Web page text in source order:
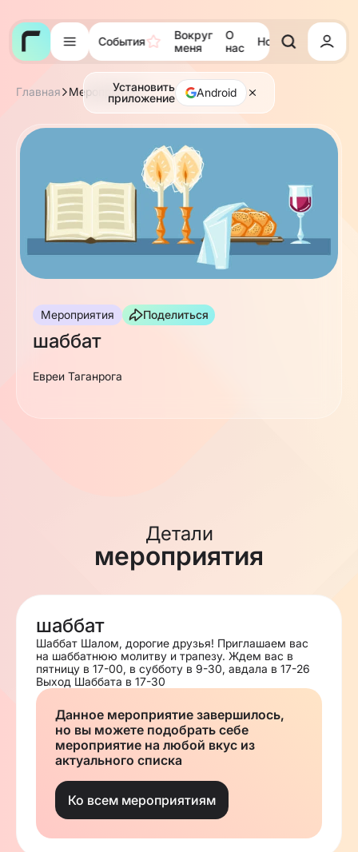
События
Вокруг
меня
О
нас
Новости Тора
Установить
приложение
Android
Главная Мероприятия
Мероприятия Поделиться
шаббат
Евреи Таганрога
Детали
мероприятия
шаббат
Шаббат Шалом, дорогие друзья! Приглашаем вас
на шаббатнюю молитву и трапезу. Ждем вас в
пятницу в 17-00, в субботу в 9-30, авдала в 17-26
Выход Шаббата в 17-30
Данное мероприятие завершилось,
но вы можете подобрать себе
мероприятие на любой вкус из
актуального списка
Ко всем мероприятиям